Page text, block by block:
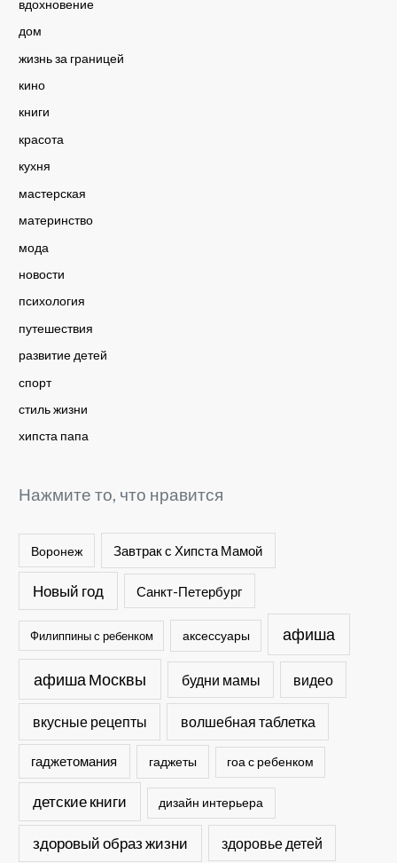
вдохновение
дом
жизнь за границей
кино
книги
красота
кухня
мастерская
материнство
мода
новости
психология
путешествия
развитие детей
спорт
стиль жизни
хипста папа
Нажмите то, что нравится
Воронеж Завтрак с Хипста Мамой
Новый год Санкт-Петербург
Филиппины с ребенком аксессуары афиша
афиша Москвы будни мамы видео
вкусные рецепты волшебная таблетка
гаджетомания гаджеты гоа с ребенком
детские книги дизайн интерьера
здоровый образ жизни здоровье детей